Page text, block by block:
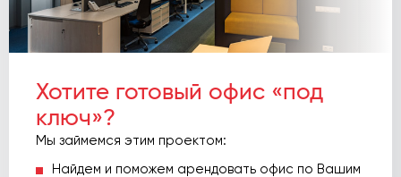
Хотите готовый офис «под
ключ»?
Мы займемся этим проектом:
Найдем и поможем арендовать офис по Вашим